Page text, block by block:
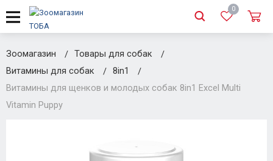
0
Зоомагазин
Товары для собак
Витамины для собак
8in1
Витамины для щенков и молодых собак 8in1 Excel Multi
Vitamin Puppy